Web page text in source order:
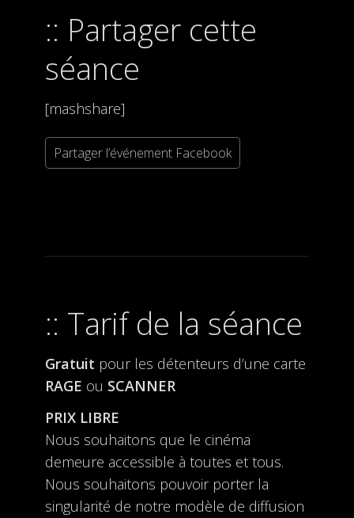
Partager cette
séance
[mashshare]
Partager l’événement Facebook
Tarif de la séance
Gratuit pour les détenteurs d’une carte
RAGE ou SCANNER
PRIX LIBRE
Nous souhaitons que le cinéma
demeure accessible à toutes et tous.
Nous souhaitons pouvoir porter la
singularité de notre modèle de diffusion